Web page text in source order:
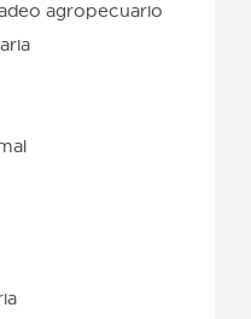
agropecuario